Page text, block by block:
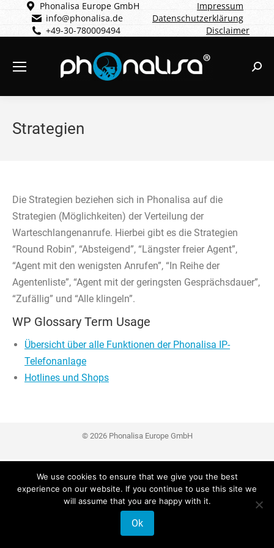
Phonalisa Europe GmbH
info@phonalisa.de
+49-30-780009494
Impressum
Datenschutzerklärung
Disclaimer
Strategien
Die Strategien beziehen sich in Phonalisa auf die
Strategien (Möglichkeiten) der Verteilung der
Warteschlangenanrufe. Hierbei gibt es die Strategien
“Round Robin”, “Absteigend”, “Längster freier Agent”,
“Agent mit den wenigsten Anrufen”, “In Reihe der
Agentenliste”, “Agent mit der geringsten Gesprächsdauer”,
“Zufällig” und “Alle klingeln”.
WP Glossary Term Usage
Übersicht über alle Funktionen der Phonalisa IP-
Telefonanlage
Hotlines und Shops
© 2026 Phonalisa Europe GmbH
We use cookies to ensure that we give you the best
experience on our website. If you continue to use this site we
will assume that you are happy with it.
Ok